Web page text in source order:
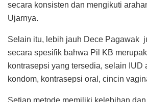
secara konsisten dan mengikuti
Ujarnya.
Selain itu, lebih jauh Dece Pagawak
secara spesifik bahwa Pil KB
kontrasepsi yang tersedia, selain IUD
kondom, kontrasepsi oral, cincin